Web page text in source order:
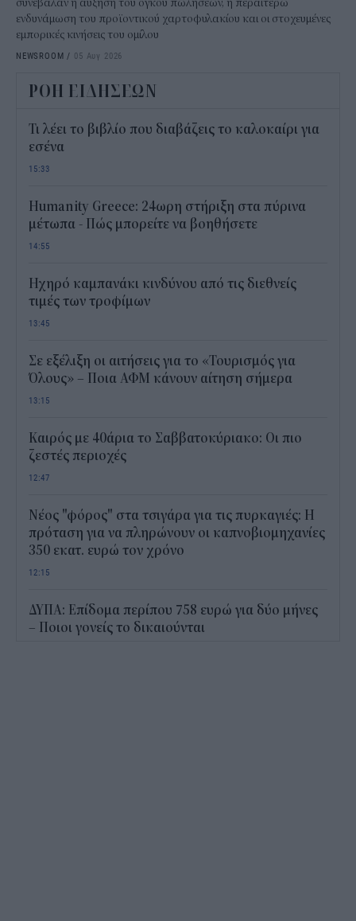
ενδυνάμωση του προϊοντικού χαρτοφυλακίου και οι στοχευμένες
εμπορικές κινήσεις του ομίλου
NEWSROOM / 05 Αυγ 2026
ΡΟΗ ΕΙΔΗΣΕΩΝ
Τι λέει το βιβλίο που διαβάζεις το καλοκαίρι για
εσένα
15:33
Humanity Greece: 24ωρη στήριξη στα πύρινα
μέτωπα - Πώς μπορείτε να βοηθήσετε
14:55
Ηχηρό καμπανάκι κινδύνου από τις διεθνείς
τιμές των τροφίμων
13:45
Σε εξέλιξη οι αιτήσεις για το «Τουρισμός για
Όλους» – Ποια ΑΦΜ κάνουν αίτηση σήμερα
13:15
Καιρός με 40άρια το Σαββατοκύριακο: Οι πιο
ζεστές περιοχές
12:47
Νέος "φόρος" στα τσιγάρα για τις πυρκαγιές: Η
πρόταση για να πληρώνουν οι καπνοβιομηχανίες
350 εκατ. ευρώ τον χρόνο
12:15
ΔΥΠΑ: Επίδομα περίπου 758 ευρώ για δύο μήνες
– Ποιοι γονείς το δικαιούνται